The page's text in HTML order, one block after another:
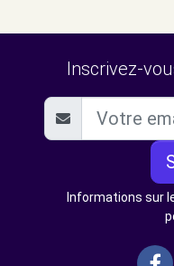
Inscrivez-
Informations sur